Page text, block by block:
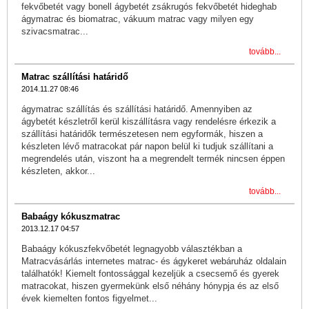
fekvőbetét vagy bonell ágybetét zsákrugós fekvőbetét hideghab
ágymatrac és biomatrac, vákuum matrac vagy milyen egy
szivacsmatrac...
tovább...
Matrac szállítási határidő
2014.11.27 08:46
ágymatrac szállítás és szállítási határidő. Amennyiben az
ágybetét készletről kerül kiszállításra vagy rendelésre érkezik a
szállítási határidők természetesen nem egyformák, hiszen a
készleten lévő matracokat pár napon belül ki tudjuk szállítani a
megrendelés után, viszont ha a megrendelt termék nincsen éppen
készleten, akkor...
tovább...
Babaágy kókuszmatrac
2013.12.17 04:57
Babaágy kókuszfekvőbetét legnagyobb választékban a
Matracvásárlás internetes matrac- és ágykeret webáruház oldalain
találhatók! Kiemelt fontossággal kezeljük a csecsemő és gyerek
matracokat, hiszen gyermekünk első néhány hónypja és az első
évek kiemelten fontos figyelmet...